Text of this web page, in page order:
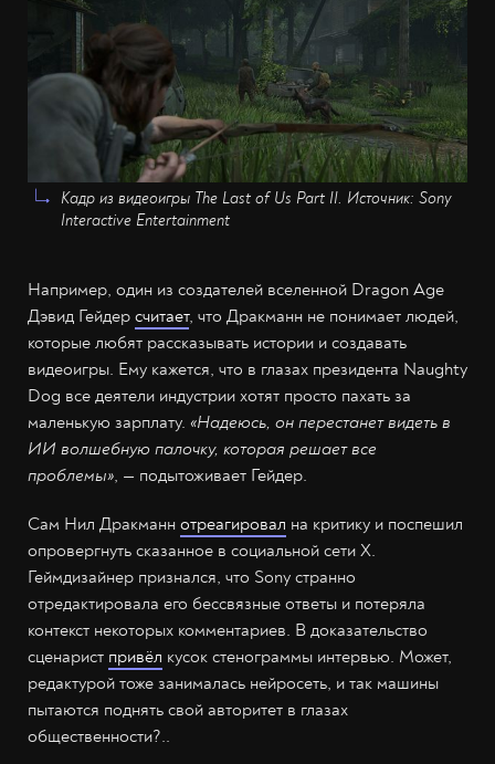
Кадр из видеоигры The Last of Us Part II. Источник: Sony
Interactive Entertainment
Например, один из создателей вселенной Dragon Age
Дэвид Гейдер считает, что Дракманн не понимает людей,
которые любят рассказывать истории и создавать
видеоигры. Ему кажется, что в глазах президента Naughty
Dog все деятели индустрии хотят просто пахать за
маленькую зарплату. «Надеюсь, он перестанет видеть в
ИИ волшебную палочку, которая решает все
проблемы», — подытоживает Гейдер.
Сам Нил Дракманн отреагировал на критику и поспешил
опровергнуть сказанное в социальной сети X.
Геймдизайнер признался, что Sony странно
отредактировала его бессвязные ответы и потеряла
контекст некоторых комментариев. В доказательство
сценарист привёл кусок стенограммы интервью. Может,
редактурой тоже занималась нейросеть, и так машины
пытаются поднять свой авторитет в глазах
общественности?..